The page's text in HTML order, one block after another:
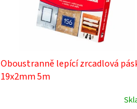
Oboustranně lepící zrcadlová
19x2mm 5m